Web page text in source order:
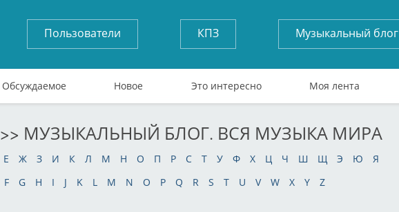
Пользователи КПЗ Музыкальный блог
Обсуждаемое Новое Это интересно Моя лента
>> МУЗЫКАЛЬНЫЙ БЛОГ. ВСЯ МУЗЫКА МИРА
Е Ж З И К Л М Н О П Р С Т У Ф Х Ц Ч Ш Щ Э Ю
Я
F G H I J K L M N O P Q R S T U V W X Y Z